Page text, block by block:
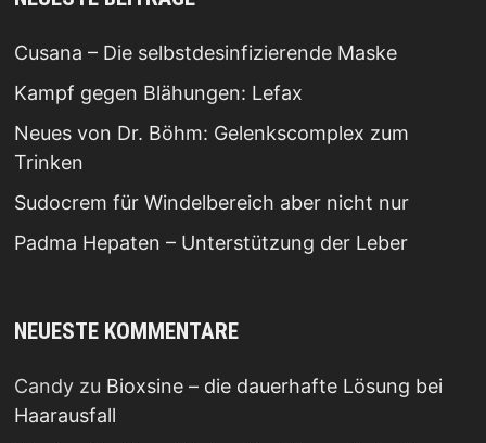
Cusana – Die selbstdesinfizierende Maske
Kampf gegen Blähungen: Lefax
Neues von Dr. Böhm: Gelenkscomplex zum
Trinken
Sudocrem für Windelbereich aber nicht nur
Padma Hepaten – Unterstützung der Leber
NEUESTE KOMMENTARE
Candyzu Bioxsine – die dauerhafte Lösung bei
Haarausfall